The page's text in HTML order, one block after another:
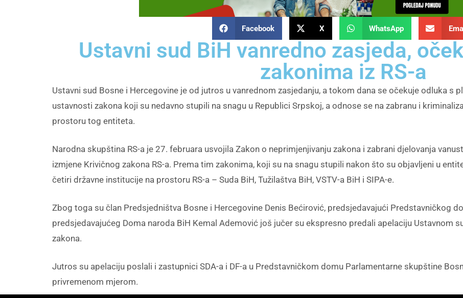
Facebook X WhatsApp
Ustavni sud BiH vanredno zasjeda,
zakonima iz RS-a
Ustavni sud Bosne i Hercegovine je od jutros u vanrednom zasjedanju, a tokom dana se očekuje odluka s
ustavnosti zakona koji su nedavno stupili na snagu u Republici Srpskoj, a odnose se na zabranu i
prostoru tog entiteta.
Narodna skupština RS-a je 27. februara usvojila Zakon o neprimjenjivanju zakona i zabrani djelovanja
izmjene Krivičnog zakona RS-a. Prema tim zakonima, koji su na snagu stupili nakon što su objavljeni u
četiri državne institucije na prostoru RS-a – Suda BiH, Tužilaštva BiH, VSTV-a BiH i SIPA-e.
Zbog toga su član Predsjedništva Bosne i Hercegovine Denis Bećirović, predsjedavajući Predstavničkog
predsjedavajućeg Doma naroda BiH Kemal Ademović još jučer su ekspresno predali apelaciju Ustavnom
zakona.
Jutros su apelaciju poslali i zastupnici SDA-a i DF-a u Predstavničkom domu Parlamentarne skupštine
privremenom mjerom.